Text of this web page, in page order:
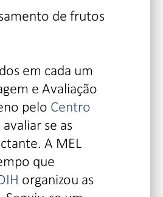
de frutos
em cada um
e Avaliação
pelo Centro
se as
A MEL
que
organizou as